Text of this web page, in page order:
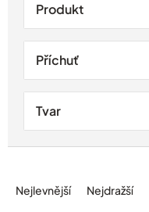
Nejlevnější Nejdražší
Produkt
Příchuť
Tvar